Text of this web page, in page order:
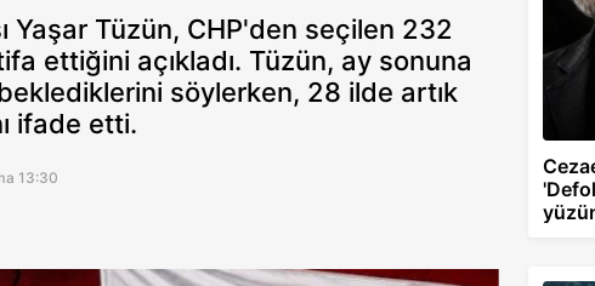
Yaşar Tüzün, CHP'den seçilen 232
ettiğini açıkladı. Tüzün, ay sonuna
söylerken, 28 ilde artık
ifade etti.
13:30